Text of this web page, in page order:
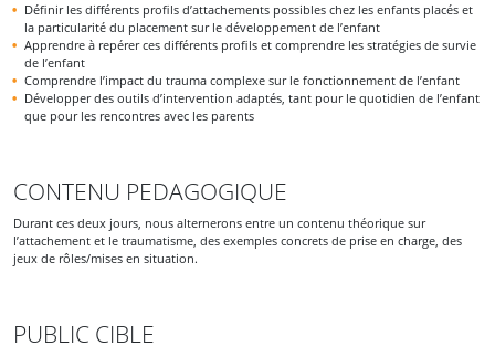
Définir les différents profils d’attachements possibles chez les enfants placés et
la particularité du placement sur le développement de l’enfant
Apprendre à repérer ces différents profils et comprendre les stratégies de survie
de l’enfant
Comprendre l’impact du trauma complexe sur le fonctionnement de l’enfant
Développer des outils d’intervention adaptés, tant pour le quotidien de l’enfant
que pour les rencontres avec les parents
CONTENU PEDAGOGIQUE
Durant ces deux jours, nous alternerons entre un contenu théorique sur
l’attachement et le traumatisme, des exemples concrets de prise en charge, des
jeux de rôles/mises en situation.
PUBLIC CIBLE